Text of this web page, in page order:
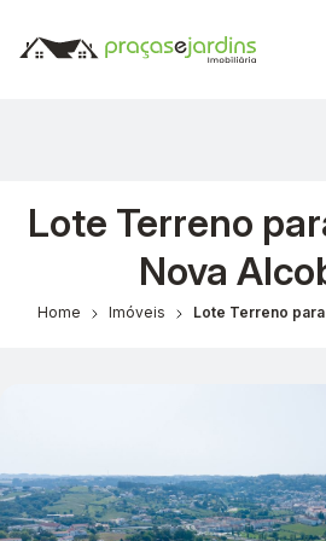
Lote Terreno
Nova
Home Imóveis Lote Terreno